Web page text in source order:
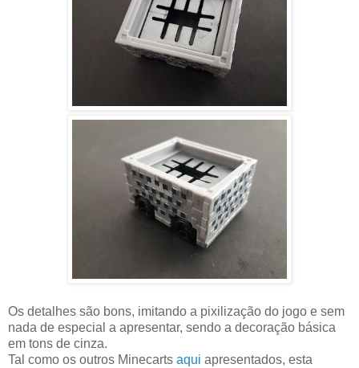
Os detalhes são bons, imitando a pixilização do jogo e sem
nada de especial a apresentar, sendo a decoração básica
em tons de cinza.
Tal como os outros Minecarts aqui apresentados, esta